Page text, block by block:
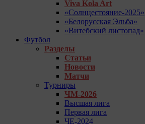
Viva Kola Art
«Солнцестояние-2025»
«Белорусская Эльба»
«Витебский листопад»
Футбол
Разделы
Статьи
Новости
Матчи
Турниры
ЧМ-2026
Высшая лига
Первая лига
ЧЕ-2024